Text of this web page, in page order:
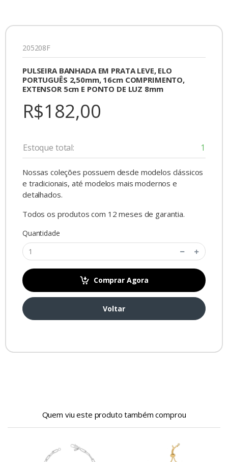
205208F
PULSEIRA BANHADA EM PRATA LEVE, ELO
PORTUGUÊS 2,50mm, 16cm COMPRIMENTO,
EXTENSOR 5cm E PONTO DE LUZ 8mm
R$182,00
Estoque total: 1
Nossas coleções possuem desde modelos clássicos
e tradicionais, até modelos mais modernos e
detalhados.
Todos os produtos com 12 meses de garantia.
Quantidade
Comprar Agora
Voltar
Quem viu este produto também comprou